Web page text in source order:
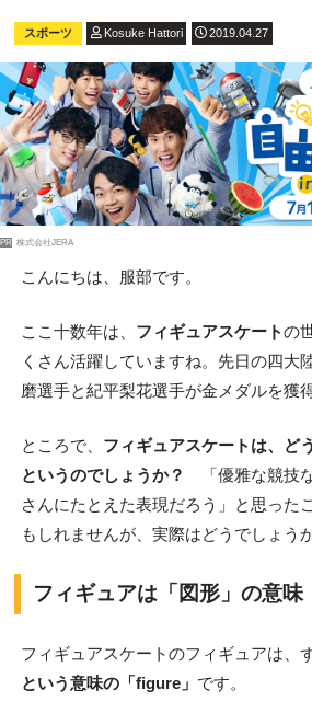
スポーツ Kosuke Hattori 2019.04.27
PR 株式会社JERA
こんにちは、服部です。
ここ十数年は、 フィギュアスケートの
くさん活躍していますね。先日の四大
磨選手と紀平梨花選手が金メダルを獲
ところで、 フィギュアスケートは、ど
というのでしょうか？
「優雅な競技
さんにたとえた表現だろう」と思った
もしれませんが、実際はどうでしょうか
フィギュアは「図形」の意味
フィギュアスケートのフィギュアは、
という意味の「figure」 です。